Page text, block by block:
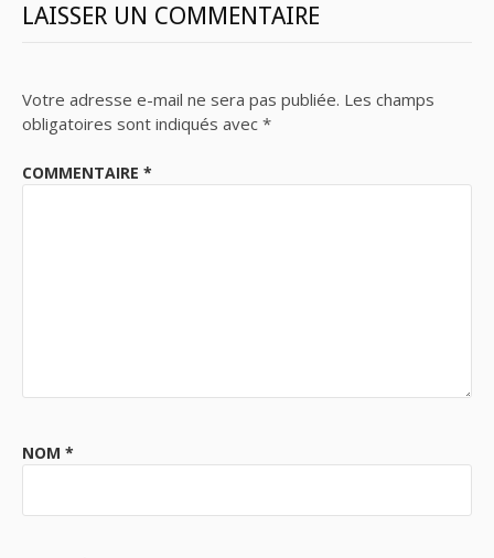
LAISSER UN COMMENTAIRE
Votre adresse e-mail ne sera pas publiée. Les champs
obligatoires sont indiqués avec *
COMMENTAIRE *
NOM *